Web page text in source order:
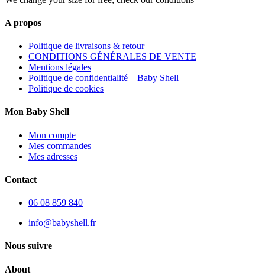
A propos
Politique de livraisons & retour
CONDITIONS GÉNÉRALES DE VENTE
Mentions légales
Politique de confidentialité – Baby Shell
Politique de cookies
Mon Baby Shell
Mon compte
Mes commandes
Mes adresses
Contact
06 08 859 840
info@babyshell.fr
Nous suivre
About